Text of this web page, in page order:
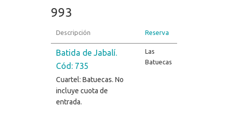
993
Descripción Reserva
Batida de Jabalí.
Cód: 735
Cuartel: Batuecas. No
incluye cuota de
entrada.
Las
Batuecas